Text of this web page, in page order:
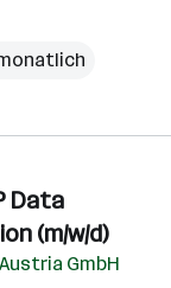
Data
(m/w/d)
GmbH